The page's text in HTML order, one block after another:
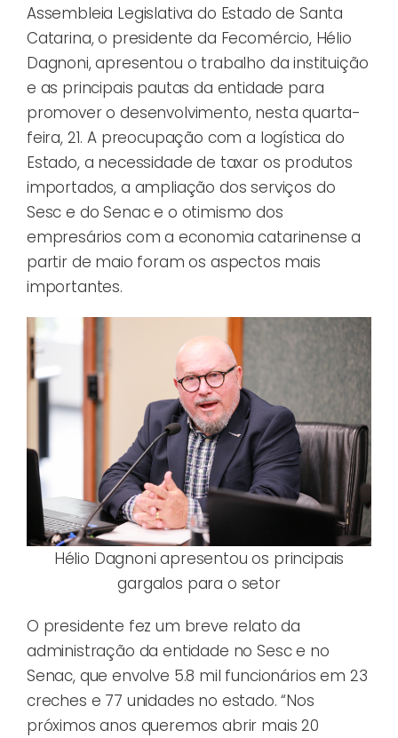
Assembleia Legislativa do Estado de Santa
Catarina, o presidente da Fecomércio, Hélio
Dagnoni, apresentou o trabalho da instituição
e as principais pautas da entidade para
promover o desenvolvimento, nesta quarta-
feira, 21. A preocupação com a logística do
Estado, a necessidade de taxar os produtos
importados, a ampliação dos serviços do
Sesc e do Senac e o otimismo dos
empresários com a economia catarinense a
partir de maio foram os aspectos mais
importantes.
Hélio Dagnoni apresentou os principais
gargalos para o setor
O presidente fez um breve relato da
administração da entidade no Sesc e no
Senac, que envolve 5.8 mil funcionários em 23
creches e 77 unidades no estado. “Nos
próximos anos queremos abrir mais 20